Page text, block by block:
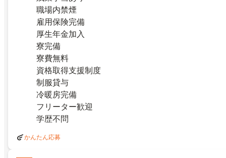
職場内禁煙
雇用保険完備
厚生年金加入
寮完備
寮費無料
資格取得支援制度
制服貸与
冷暖房完備
フリーター歓迎
学歴不問
かんたん応募